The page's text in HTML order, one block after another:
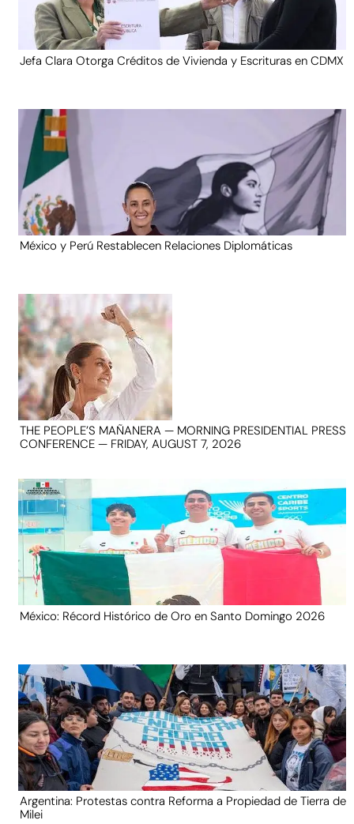
Jefa Clara Otorga Créditos de Vivienda y Escrituras en CDMX
México y Perú Restablecen Relaciones Diplomáticas
THE PEOPLE’S MAÑANERA — MORNING PRESIDENTIAL PRESS
CONFERENCE — FRIDAY, AUGUST 7, 2026
México: Récord Histórico de Oro en Santo Domingo 2026
Argentina: Protestas contra Reforma a Propiedad de Tierra de
Milei